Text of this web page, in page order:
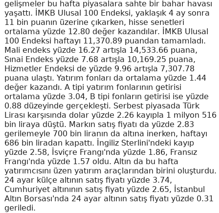
gelişmeler bu hafta piyasalara sahte bir bahar havası
yaşattı. İMKB Ulusal 100 Endeksi, yaklaşık 4 ay sonra
11 bin puanın üzerine çıkarken, hisse senetleri
ortalama yüzde 12.80 değer kazandılar. İMKB Ulusal
100 Endeksi haftayı 11,370.89 puandan tamamladı.
Mali endeks yüzde 16.27 artışla 14,533.66 puana,
Sınai Endeks yüzde 7.68 artışla 10,169.25 puana,
Hizmetler Endeksi de yüzde 9.96 artışla 7,307.78
puana ulaştı. Yatırım fonları da ortalama yüzde 1.44
değer kazandı. A tipi yatırım fonlarının getirisi
ortalama yüzde 3.04, B tipi fonların getirisi ise yüzde
0.88 düzeyinde gerçekleşti. Serbest piyasada Türk
Lirası karşısında dolar yüzde 2.26 kayıpla 1 milyon 516
bin liraya düştü. Markın satış fiyatı da yüzde 2.83
gerilemeyle 700 bin liranın da altına inerken, haftayı
686 bin liradan kapattı. İngiliz Sterlini'ndeki kayıp
yüzde 2.58, İsviçre Frangı'nda yüzde 1.86, Fransız
Frangı'nda yüzde 1.57 oldu. Altın da bu hafta
yatırımcısını üzen yatırım araçlarından birini oluşturdu.
24 ayar külçe altının satış fiyatı yüzde 3.74,
Cumhuriyet altınının satış fiyatı yüzde 2.65, İstanbul
Altın Borsası'nda 24 ayar altının satış fiyatı yüzde 0.31
geriledi.